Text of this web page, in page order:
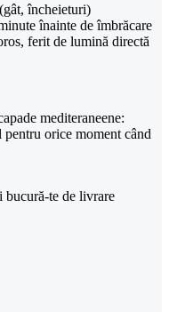
încheieturi)
înainte de îmbrăcare
ferit de lumină directă
mediteraneene:
orice moment când
bucură-te de livrare